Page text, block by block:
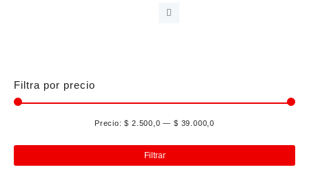
Filtra por precio
Filtrar
Precio:$ 2.500,0 — $ 39.000,0